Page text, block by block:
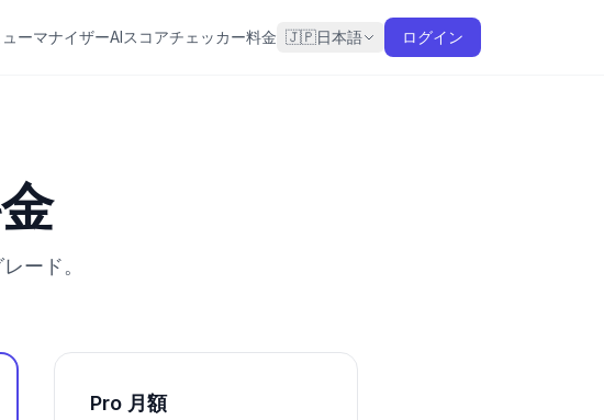
ーマナイザーAIスコアチェッカー料金 🇯🇵日本語 ログイン
ード。
Pro 月額